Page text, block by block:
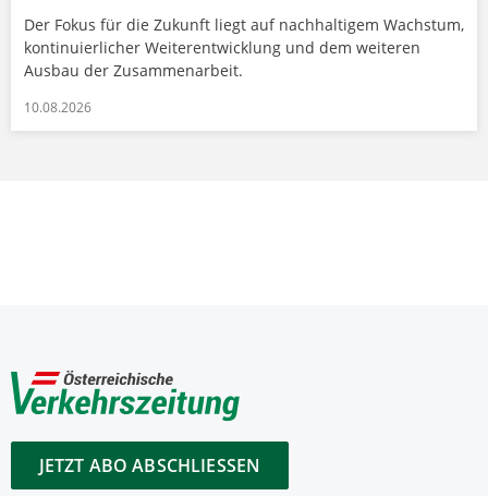
Der Fokus für die Zukunft liegt auf nachhaltigem Wachstum,
kontinuierlicher Weiterentwicklung und dem weiteren
Ausbau der Zusammenarbeit.
10.08.2026
JETZT ABO ABSCHLIESSEN